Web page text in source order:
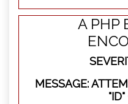
A PHP
MESSAGE: